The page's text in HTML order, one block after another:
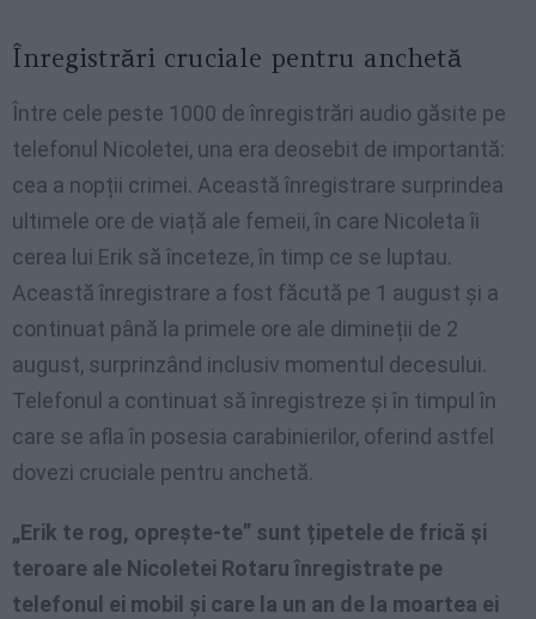
Înregistrări cruciale pentru anchetă
Între cele peste 1000 de înregistrări audio găsite pe
telefonul Nicoletei, una era deosebit de importantă:
cea a nopții crimei. Această înregistrare surprindea
ultimele ore de viață ale femeii, în care Nicoleta îi
cerea lui Erik să înceteze, în timp ce se luptau.
Această înregistrare a fost făcută pe 1 august și a
continuat până la primele ore ale dimineții de 2
august, surprinzând inclusiv momentul decesului.
Telefonul a continuat să înregistreze și în timpul în
care se afla în posesia carabinierilor, oferind astfel
dovezi cruciale pentru anchetă.
„Erik te rog, oprește-te” sunt țipetele de frică și
teroare ale Nicoletei Rotaru înregistrate pe
telefonul ei mobil și care la un an de la moartea ei